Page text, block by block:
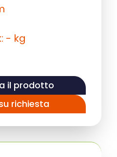
- kg
il prodotto
richiesta